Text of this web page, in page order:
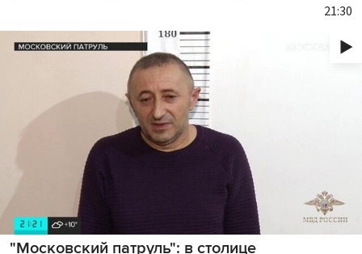
"Московский патруль": в столице
21:30